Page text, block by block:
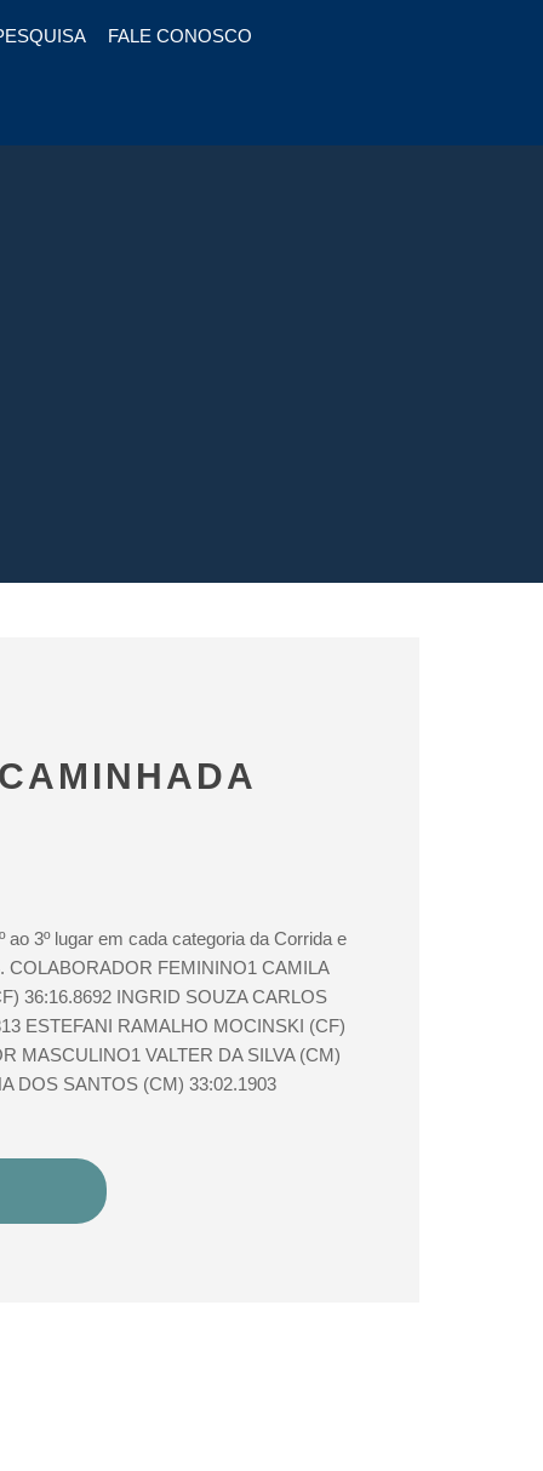
FALE CONOSCO
ao 3º lugar em cada categoria da Corrida e
COLABORADOR FEMININO1 CAMILA
36:16.8692 INGRID SOUZA CARLOS
ESTEFANI RAMALHO MOCINSKI (CF)
MASCULINO1 VALTER DA SILVA (CM)
DOS SANTOS (CM) 33:02.1903